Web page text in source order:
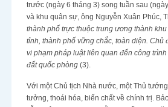
trước (ngày 6 tháng 3) song tuần sau
và khu quân sự, ông Nguyễn Xuân Phúc,
thành phố trực thuộc trung ương thành
tỉnh, thành phố vững chắc, toàn diện. Chủ
vi phạm pháp luật liên quan đến công
đất quốc phòng (3).
Với một Chủ tịch Nhà nước, một Thủ
tưởng, thoái hóa, biến chất về chính trị.